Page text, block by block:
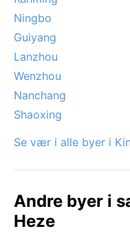
Ningbo
Guiyang
Lanzhou
Wenzhou
Nanchang
Shaoxing
Se vær i alle byer i
Andre byer i
Heze